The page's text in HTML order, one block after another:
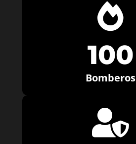

100
Bomberos
